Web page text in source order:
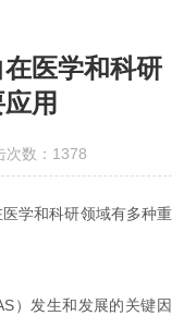
医学和科研
用
数：1378
学和科研领域有多种重
发生和发展的关键因